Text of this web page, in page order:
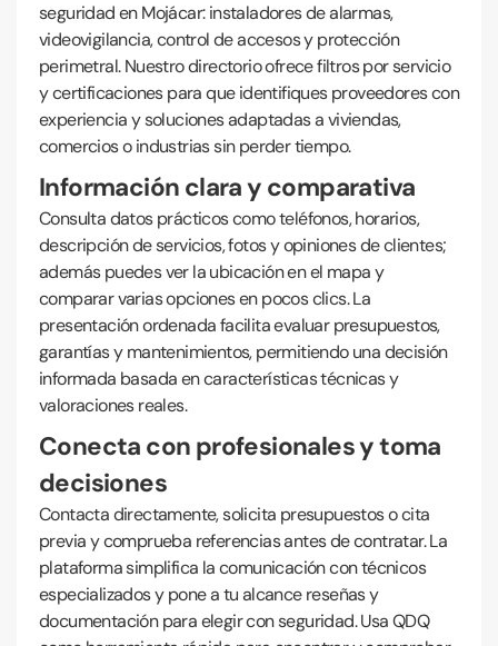
seguridad en Mojácar: instaladores de alarmas,
videovigilancia, control de accesos y protección
perimetral. Nuestro directorio ofrece filtros por servicio
y certificaciones para que identifiques proveedores con
experiencia y soluciones adaptadas a viviendas,
comercios o industrias sin perder tiempo.
Información clara y comparativa
Consulta datos prácticos como teléfonos, horarios,
descripción de servicios, fotos y opiniones de clientes;
además puedes ver la ubicación en el mapa y
comparar varias opciones en pocos clics. La
presentación ordenada facilita evaluar presupuestos,
garantías y mantenimientos, permitiendo una decisión
informada basada en características técnicas y
valoraciones reales.
Conecta con profesionales y toma
decisiones
Contacta directamente, solicita presupuestos o cita
previa y comprueba referencias antes de contratar. La
plataforma simplifica la comunicación con técnicos
especializados y pone a tu alcance reseñas y
documentación para elegir con seguridad. Usa QDQ